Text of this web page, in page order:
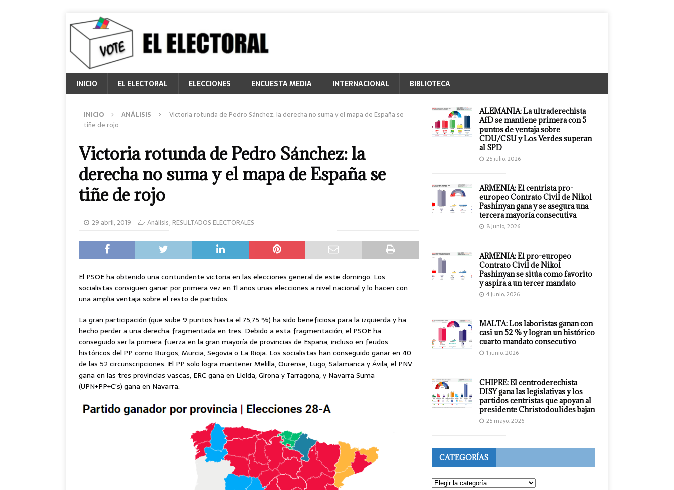
INICIO EL ELECTORAL ELECCIONES ENCUESTA MEDIA INTERNACIONAL BIBLIOTECA
INICIO ANÁLISIS
Victoria rotunda de Pedro Sánchez: la derecha no suma y el mapa de España se
tiñe de rojo
Victoria rotunda de Pedro Sánchez: la
derecha no suma y el mapa de España se
tiñe de rojo
29 abril, 2019 Análisis, RESULTADOS ELECTORALES
El PSOE ha obtenido una contundente victoria en las elecciones general de este domingo. Los
socialistas consiguen ganar por primera vez en 11 años unas elecciones a nivel nacional y lo hacen con
una amplia ventaja sobre el resto de partidos.
La gran participación (que sube 9 puntos hasta el 75,75 %) ha sido beneficiosa para la izquierda y ha
hecho perder a una derecha fragmentada en tres. Debido a esta fragmentación, el PSOE ha
conseguido ser la primera fuerza en la gran mayoría de provincias de España, incluso en feudos
históricos del PP como Burgos, Murcia, Segovia o La Rioja. Los socialistas han conseguido ganar en 40
de las 52 circunscripciones. El PP solo logra mantener Melilla, Ourense, Lugo, Salamanca y Ávila, el PNV
gana en las tres provincias vascas, ERC gana en Lleida, Girona y Tarragona, y Navarra Suma
(UPN+PP+C’s) gana en Navarra.
ALEMANIA: La ultraderechista
AfD se mantiene primera con 5
puntos de ventaja sobre
CDU/CSU y Los Verdes superan
al SPD
25 julio, 2026
ARMENIA: El centrista pro-
europeo Contrato Civil de Nikol
Pashinyan gana y se asegura una
tercera mayoría consecutiva
8 junio, 2026
ARMENIA: El pro-europeo
Contrato Civil de Nikol
Pashinyan se sitúa como favorito
y aspira a un tercer mandato
4 junio, 2026
MALTA: Los laboristas ganan con
casi un 52 % y logran un histórico
cuarto mandato consecutivo
1 junio, 2026
CHIPRE: El centroderechista
DISY gana las legislativas y los
partidos centristas que apoyan al
presidente Christodoulides bajan
25 mayo, 2026
CATEGORÍAS